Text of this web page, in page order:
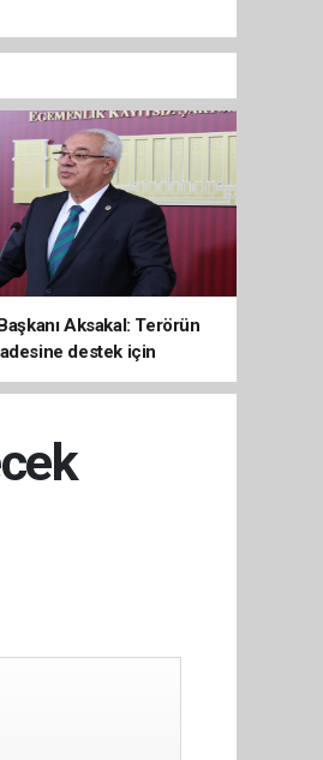
Aksakal: Terörün
destek için